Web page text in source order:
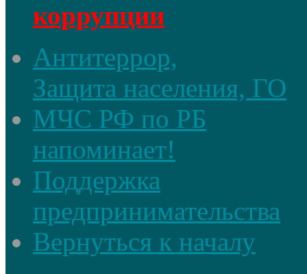
коррупции
Антитеррор,
Защита населения, ГО
МЧС РФ по РБ
напоминает!
Поддержка
предпринимательства
Вернуться к началу